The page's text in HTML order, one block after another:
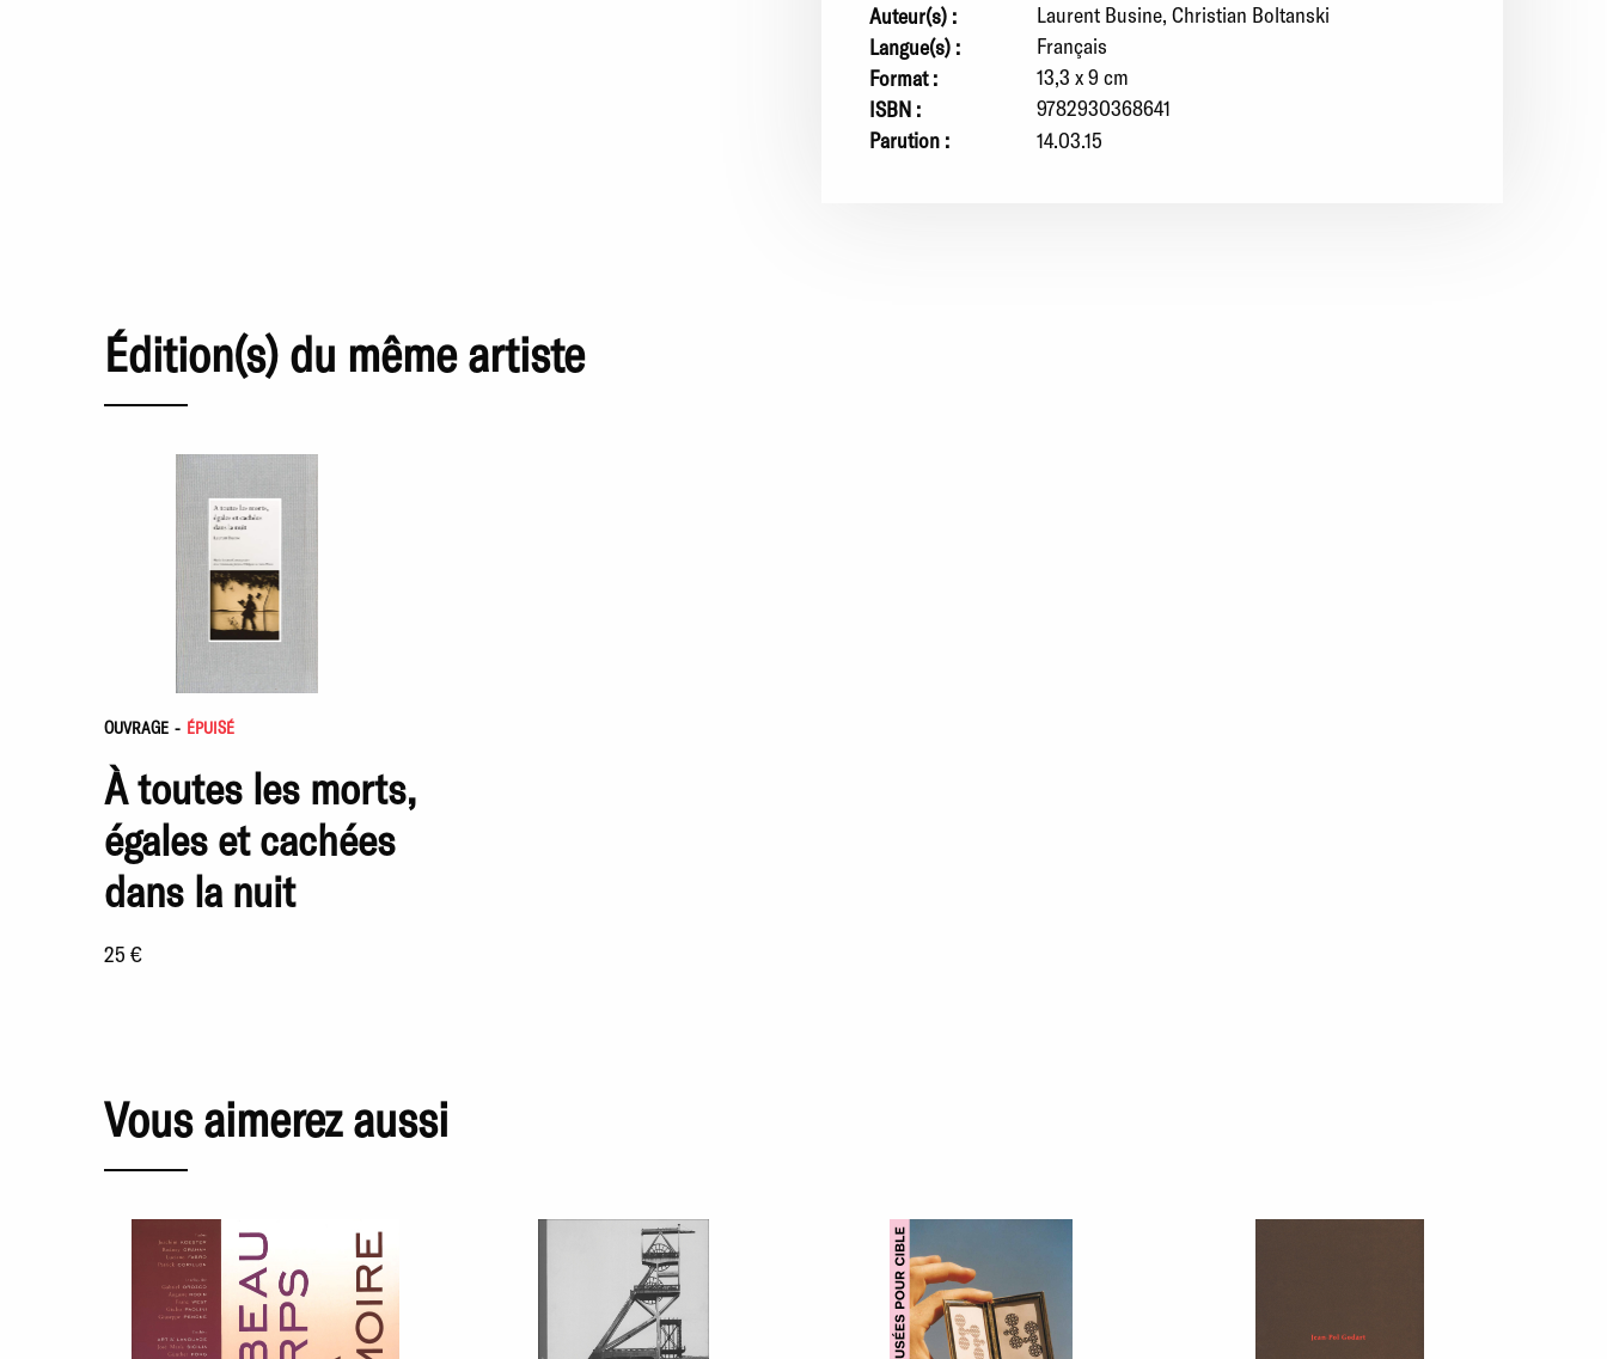
Auteur(s) :
Laurent Busine Christian Boltanski
Langue(s) :
Français
Format :
13,3 x 9 cm
ISBN :
9782930368641
Parution :
14.03.15
Édition(s) du même artiste
OUVRAGE - ÉPUISÉ
À toutes les morts,
égales et cachées
dans la nuit
25 €
Vous aimerez aussi